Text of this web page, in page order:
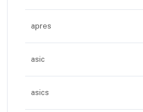
apres
asic
asics